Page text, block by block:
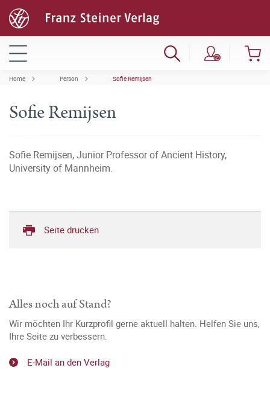
Home Person Sofie Remijsen
Sofie Remijsen
Sofie Remijsen, Junior Professor of Ancient History,
University of Mannheim.
Seite drucken
Alles noch auf Stand?
Wir möchten Ihr Kurzprofil gerne aktuell halten. Helfen Sie uns,
Ihre Seite zu verbessern.
E-Mail an den Verlag